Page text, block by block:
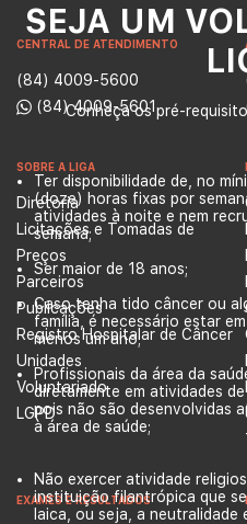
SEJA UM
Conheça os pré-
Ter disponibilidade de, no
(doze) horas fixas por
atividades à noite e nem
semana;
Ser maior de 18 anos;
Caso tenha tido câncer ou
família, é necessário estar
menos um ano;
Profissionais da área da
diretamente em atividades
pois não são desenvolvidas
à área de saúde;
Não exercer atividade
instituição filantrópica que
laica, ou seja, a neutralidade
CENTRAL DE ATENDIMENTO
(84) 4009-5600
(84) 4009-5601
SOBRE A LIGA
Diretoria
Licitações e Tomadas de
Preços
Parceiros
Publicações
Registro Hospitalar de Câncer
Unidades
Voluntariado
LGPD
EXAMES E RESULTADOS